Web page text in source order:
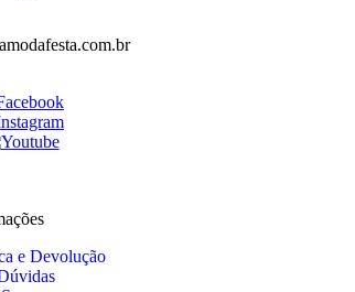
e Devolução